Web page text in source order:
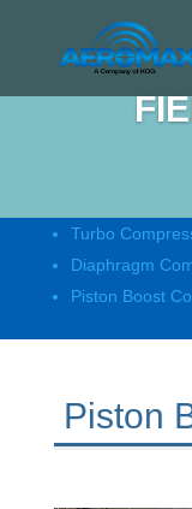
Turbo
Diaphragm
Piston Boost
Piston